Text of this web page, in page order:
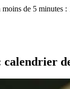
de 5 minutes :